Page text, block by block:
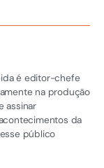
é editor-chefe
na produção
assinar
da
público